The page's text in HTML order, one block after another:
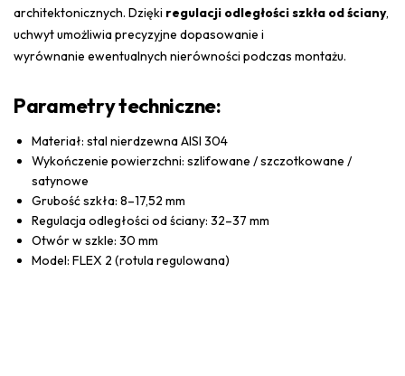
architektonicznych. Dzięki regulacji odległości szkła od ściany,
uchwyt umożliwia precyzyjne dopasowanie i
wyrównanie ewentualnych nierówności podczas montażu.
Parametry techniczne:
Materiał: stal nierdzewna AISI 304
Wykończenie powierzchni: szlifowane / szczotkowane /
satynowe
Grubość szkła: 8–17,52 mm
Regulacja odległości od ściany: 32–37 mm
Otwór w szkle: 30 mm
Model: FLEX 2 (rotula regulowana)